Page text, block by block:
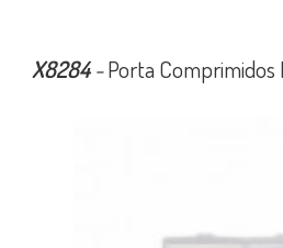
X8284-Porta Comprimidos